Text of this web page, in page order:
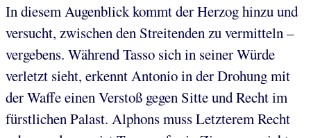
In diesem Augenblick kommt der Herzog hinzu und
versucht, zwischen den Streitenden zu vermitteln –
vergebens. Während Tasso sich in seiner Würde
verletzt sieht, erkennt Antonio in der Drohung mit
der Waffe einen Verstoß gegen Sitte und Recht im
fürstlichen Palast. Alphons muss Letzterem Recht